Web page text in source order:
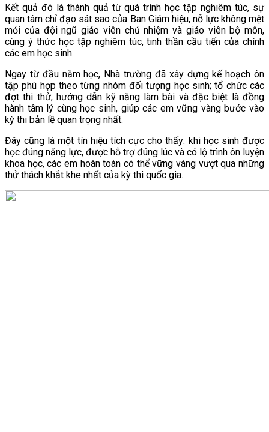
Kết quả đó là thành quả từ quá trình học tập nghiêm túc, sự
quan tâm chỉ đạo sát sao của Ban Giám hiệu, nỗ lực không mệt
mỏi của đội ngũ giáo viên chủ nhiệm và giáo viên bộ môn,
cùng ý thức học tập nghiêm túc, tinh thần cầu tiến của chính
các em học sinh.
Ngay từ đầu năm học, Nhà trường đã xây dựng kế hoạch ôn
tập phù hợp theo từng nhóm đối tượng học sinh; tổ chức các
đợt thi thử, hướng dẫn kỹ năng làm bài và đặc biệt là đồng
hành tâm lý cùng học sinh, giúp các em vững vàng bước vào
kỳ thi bản lề quan trọng nhất.
Đây cũng là một tín hiệu tích cực cho thấy: khi học sinh được
học đúng năng lực, được hỗ trợ đúng lúc và có lộ trình ôn luyện
khoa học, các em hoàn toàn có thể vững vàng vượt qua những
thử thách khắt khe nhất của kỳ thi quốc gia.